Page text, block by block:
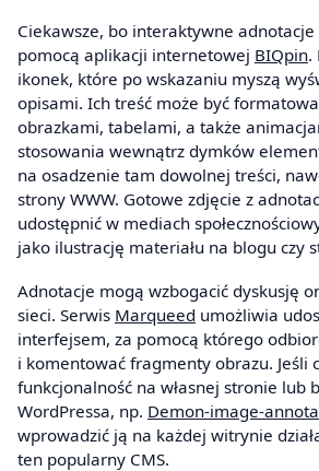
Ciekawsze, bo interaktywne
pomocą aplikacji internetowej BIQpin.
ikonek, które po wskazaniu myszą
opisami. Ich treść może być
obrazkami, tabelami, a także
stosowania wewnątrz dymków
na osadzenie tam dowolnej treści,
strony WWW. Gotowe zdjęcie z
udostępnić w mediach
jako ilustrację materiału na blogu czy
Adnotacje mogą wzbogacić dyskusję
sieci. Serwis Marqueed umożliwia
interfejsem, za pomocą którego
i komentować fragmenty obrazu. Jeśli
funkcjonalność na własnej stronie lub
WordPressa, np. Demon-image-
wprowadzić ją na każdej witrynie
ten popularny CMS.